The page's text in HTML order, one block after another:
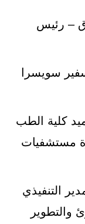
– رئيس
سويسرا
كلية الطب
مستشفيات
التنفيذي
والتطوير